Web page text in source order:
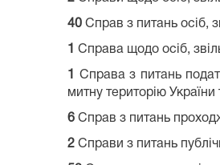
40 Справ з питань осіб,
1 Справа щодо осіб,
1
Справа з питань
митну територію України
6 Справ з питань
2 Справи з питань